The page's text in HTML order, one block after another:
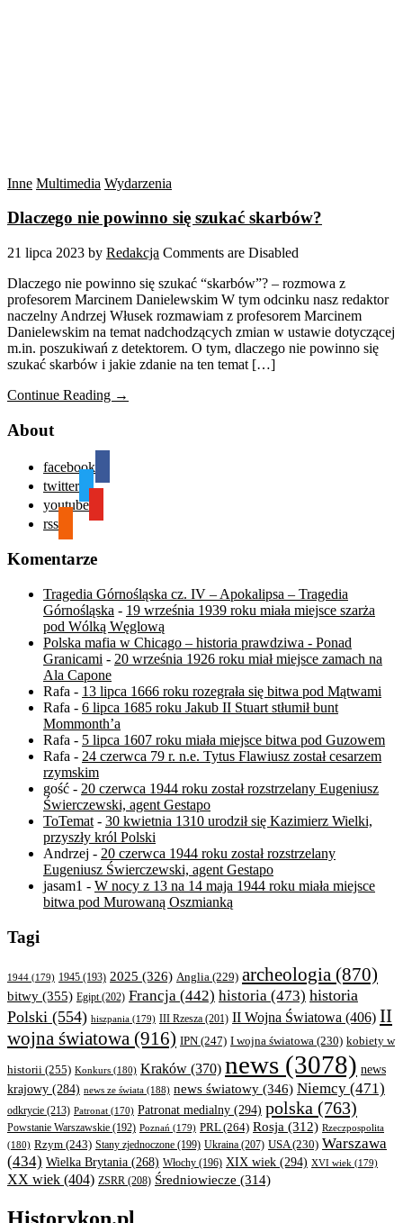
Inne Multimedia Wydarzenia
Dlaczego nie powinno się szukać skarbów?
21 lipca 2023 by Redakcja Comments are Disabled
Dlaczego nie powinno się szukać “skarbów”? – rozmowa z
profesorem Marcinem Danielewskim W tym odcinku nasz redaktor
naczelny Andrzej Włusek rozmawiam z profesorem Marcinem
Danielewskim na temat nadchodzących zmian w ustawie dotyczącej
m.in. poszukiwań z detektorem. O tym, dlaczego nie powinno się
szukać skarbów i jakie zdanie na ten temat […]
Continue Reading →
About
facebook
twitter
youtube
rss
Komentarze
Tragedia Górnośląska cz. IV – Apokalipsa – Tragedia
Górnośląska - 19 września 1939 roku miała miejsce szarża
pod Wólką Węglową
Polska mafia w Chicago – historia prawdziwa - Ponad
Granicami - 20 września 1926 roku miał miejsce zamach na
Ala Capone
Rafa - 13 lipca 1666 roku rozegrała się bitwa pod Mątwami
Rafa - 6 lipca 1685 roku Jakub II Stuart stłumił bunt
Mommonth’a
Rafa - 5 lipca 1607 roku miała miejsce bitwa pod Guzowem
Rafa - 24 czerwca 79 r. n.e. Tytus Flawiusz został cesarzem
rzymskim
gość - 20 czerwca 1944 roku został rozstrzelany Eugeniusz
Świerczewski, agent Gestapo
ToTemat - 30 kwietnia 1310 urodził się Kazimierz Wielki,
przyszły król Polski
Andrzej - 20 czerwca 1944 roku został rozstrzelany
Eugeniusz Świerczewski, agent Gestapo
jasam1 - W nocy z 13 na 14 maja 1944 roku miała miejsce
bitwa pod Murowaną Oszmianką
Tagi
1944 (179) 1945 (193) 2025 (326) Anglia (229) archeologia (870)
bitwy (355) Egipt(202) Francja (442) historia (473) historia
Polski (554) hiszpania (179) III Rzesza (201) II Wojna Światowa (406) II
wojna światowa (916) IPN (247) I wojna światowa (230) kobiety w
historii (255) Konkurs (180) Kraków (370) news (3078) news
krajowy (284) news ze świata (188) news światowy (346) Niemcy (471)
odkrycie (213) Patronat (170) Patronat medialny (294) polska (763)
Powstanie Warszawskie (192) Poznań (179) PRL(264) Rosja (312) Rzeczpospolita
(180) Rzym (243) Stany zjednoczone (199) Ukraina (207) USA(230) Warszawa
(434) Wielka Brytania (268) Włochy (196) XIX wiek (294) XVI wiek (179)
XX wiek (404) ZSRR (208) Średniowiecze (314)